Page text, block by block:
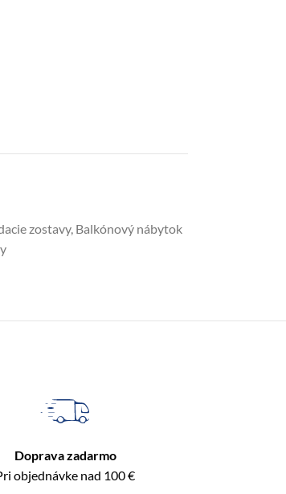
zostavy, Balkónový nábytok
Doprava zadarmo
objednávke nad 100 €